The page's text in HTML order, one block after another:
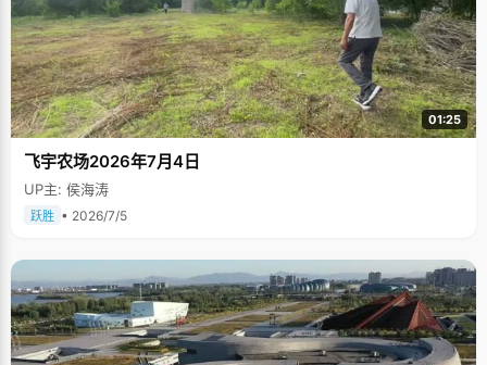
01:25
飞宇农场2026年7月4日
UP主: 侯海涛
跃胜 • 2026/7/5